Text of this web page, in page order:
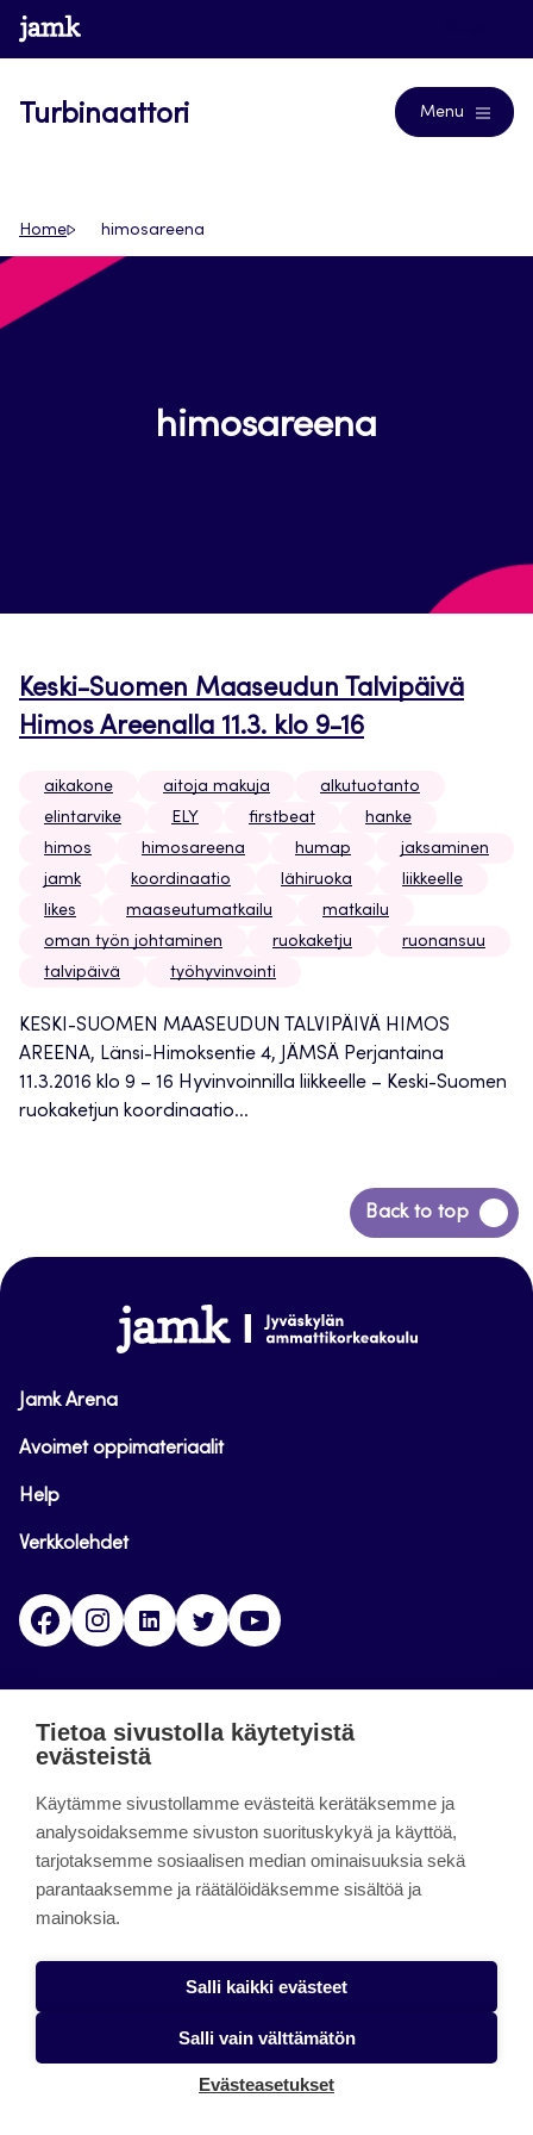
Siirry
suoraan
www.jamk.fi
Turbinaattori Menu
Home himosareena
himosareena
Keski-Suomen Maaseudun Talvipäivä
Himos Areenalla 11.3. klo 9-16
aikakone aitoja makuja
alkutuotanto
elintarvike
ELY firstbeat
hanke
himos
himosareena humap
jaksaminen
jamk
koordinaatio lähiruoka
liikkeelle
likes
maaseutumatkailu
matkailu
oman työn johtaminen
ruokaketju
ruonansuu
talvipäivä
työhyvinvointi
KESKI-SUOMEN MAASEUDUN TALVIPÄIVÄ HIMOS
AREENA, Länsi-Himoksentie 4, JÄMSÄ Perjantaina
11.3.2016 klo 9 – 16 Hyvinvoinnilla liikkeelle – Keski-Suomen
ruokaketjun koordinaatio...
Back to top
Siirry
takaisin
www.jamk.fi
Jamk Arena
Avoimet oppimateriaalit
Help
Verkkolehdet
FacebookInstagramLinkedinTwitter
päättynyt 11.9.2023.
About the site
Käyttöehdot
Saavutettavuusseloste
Alasottoilmoitus
Tietoa sivustolla käytetyistä
evästeistä
Käytämme sivustollamme evästeitä kerätäksemme ja
analysoidaksemme sivuston suorituskykyä ja käyttöä,
tarjotaksemme sosiaalisen median ominaisuuksia sekä
parantaaksemme ja räätälöidäksemme sisältöä ja
mainoksia.
Salli kaikki evästeet
Salli vain välttämätön
Evästeasetukset